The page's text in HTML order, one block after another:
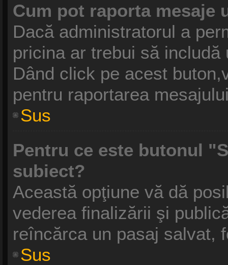
Cum pot raporta mesaje
Dacă administratorul a
pricina ar trebui să
Dând click pe acest
pentru raportarea
Sus
Pentru ce este butonul
subiect?
Această opţiune vă dă
vederea finalizării şi
reîncărca un pasaj salvat,
Sus